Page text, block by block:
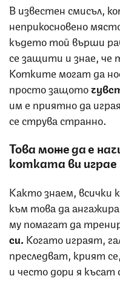
В известен смисъл,
неприкосновено
където той върши
се защити и знае, че
Котките могат да
просто защото
им е приятно да
се струва странно.
Това може да е
котката ви играе
Както знаем, всички
към това да
му помагат да
си. Когато играят,
преследват, крият
и често дори я